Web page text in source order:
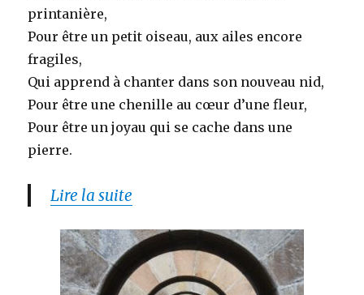
printanière,
Pour être un petit oiseau, aux ailes encore
fragiles,
Qui apprend à chanter dans son nouveau nid,
Pour être une chenille au cœur d’une fleur,
Pour être un joyau qui se cache dans une
pierre.
Lire la suite